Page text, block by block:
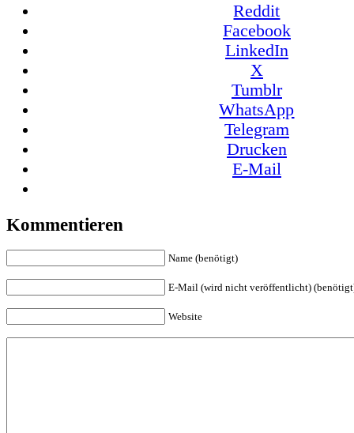
Reddit
Facebook
LinkedIn
X
Tumblr
WhatsApp
Telegram
Drucken
E-Mail
Kommentieren
Name (benötigt)
E-Mail (wird nicht veröffentlicht)
Website